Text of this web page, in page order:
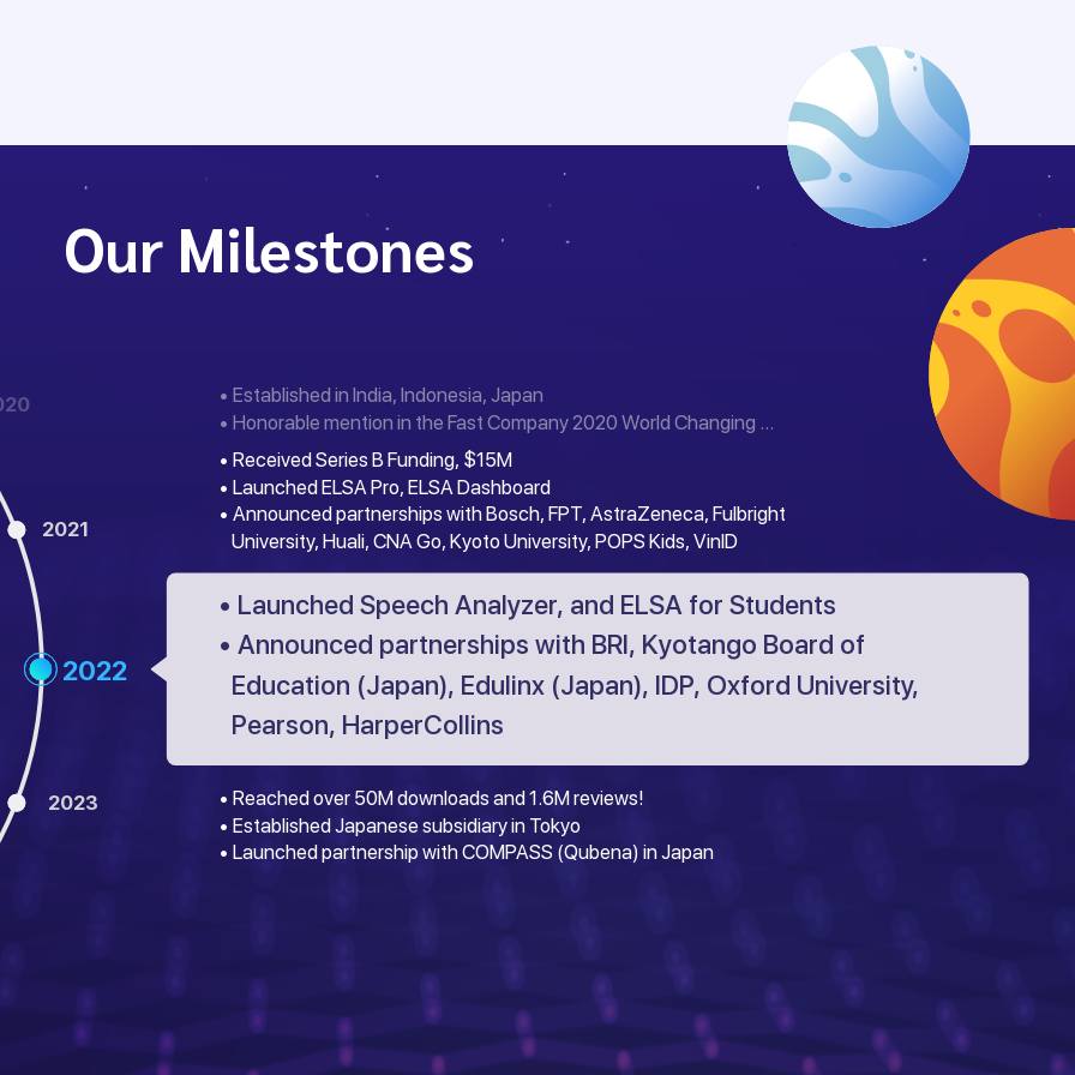
Our Milestones
2023
2022
2021
• Established in India, Indonesia, Japan
• Honorable mention in the Fast Company 2020 World Changing ...
• Received Series B Funding, $15M
• Launched ELSA Pro, ELSA Dashboard
• Announced partnerships with Bosch, FPT, AstraZeneca, Fulbright
University, Huali, CNA Go, Kyoto University, POPS Kids, VinID
• Launched Speech Analyzer, and ELSA for Students
• Announced partnerships with BRI, Kyotango Board of
Education (Japan), Edulinx (Japan), IDP, Oxford University,
Pearson, HarperCollins
• Reached over 50M downloads and 1.6M reviews!
• Established Japanese subsidiary in Tokyo
• Launched partnership with COMPASS (Qubena) in Japan